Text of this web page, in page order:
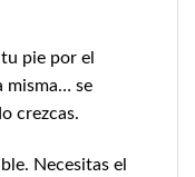
pie por el
misma… se
crezcas.
Necesitas el